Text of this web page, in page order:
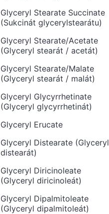
Glyceryl Stearate Succinate
(Sukcinát glycerylstearátu)
Glyceryl Stearate/Acetate
(Glyceryl stearát / acetát)
Glyceryl Stearate/Malate
(Glyceryl stearát / malát)
Glyceryl Glycyrrhetinate
(Glyceryl glycyrrhetinát)
Glyceryl Erucate
Glyceryl Distearate (Glyceryl
distearát)
Glyceryl Diricinoleate
(Glyceryl diricinoleát)
Glyceryl Dipalmitoleate
(Glyceryl dipalmitoleát)